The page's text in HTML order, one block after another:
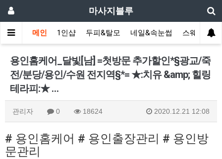
마사지블루
메인 1인샵 두피&탈모 네일&속눈썹 스웨디시(
용 인홈케어_달빛[남] =첫방문 추가할인*§광교/죽
전/분당/용인/수원 전지역§*= ★:치유 &amp; 힐링
테라피:★ …
관리자 0 18624 2020.12.21 12:08
# 용인홈케어 # 용인출장관리 # 용인방
문관리